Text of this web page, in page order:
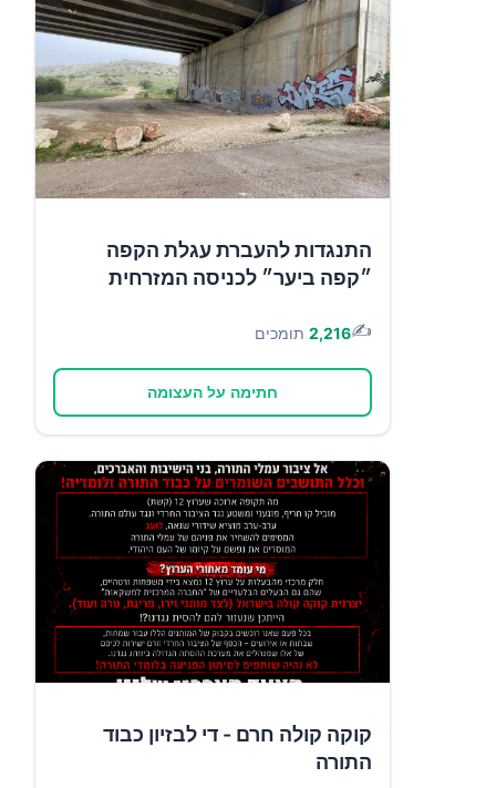
התנגדות להעברת עגלת הקפה
״קפה ביער״ לכניסה המזרחית
✍️
2,216 תומכים
חתימה על העצומה
קוקה קולה חרם - די לבזיון כבוד
התורה